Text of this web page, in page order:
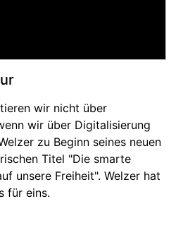
wir nicht über
wir über Digitalisierung
zu Beginn seines neuen
Titel "Die smarte
unsere Freiheit". Welzer hat
für eins.